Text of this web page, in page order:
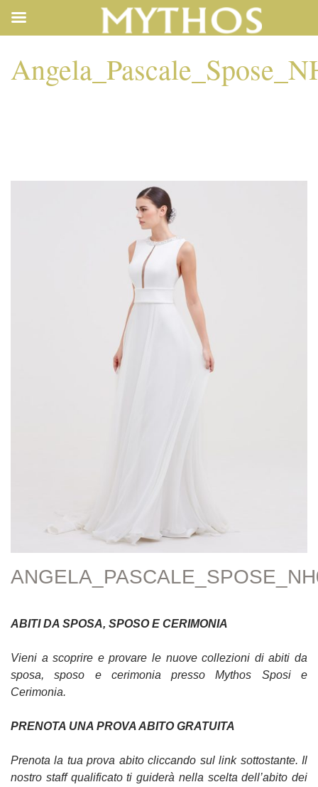
ABITI DA SPOSA, SPOSO E CERIMONIA
Vieni a scoprire e provare le nuove collezioni di abiti da
sposa, sposo e cerimonia presso Mythos Sposi e
Cerimonia.
PRENOTA UNA PROVA ABITO GRATUITA
Prenota la tua prova abito cliccando sul link sottostante. Il
nostro staff qualificato ti guiderà nella scelta dell’abito dei